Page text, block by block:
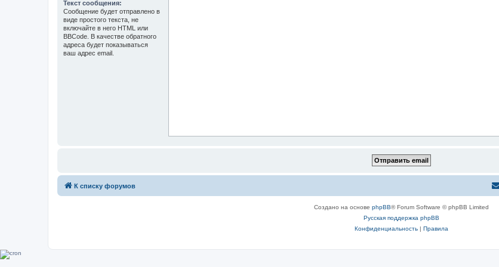
Текст сообщения:
Сообщение будет отправлено в
виде простого текста, не
включайте в него HTML или
BBCode. В качестве обратного
адреса будет показываться
ваш адрес email.
К списку форумов
Создано на основе phpBB® Forum Software © phpBB Limited
Русская поддержка phpBB
Конфиденциальность| Правила